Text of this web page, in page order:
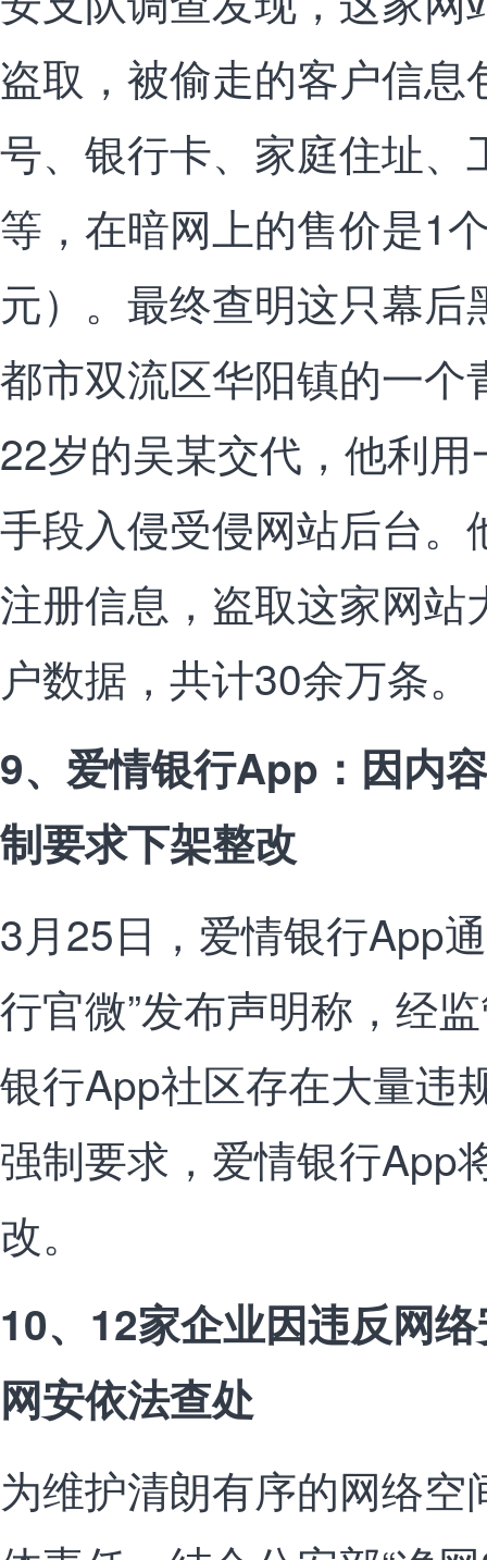
盗取，被偷走的客户信息
号、银行卡、家庭住址、
等，在暗网上的售价是1
元）。最终查明这只幕
都市双流区华阳镇的一个
22岁的吴某交代，他利
手段入侵受侵网站后台。
注册信息，盗取这家网
户数据，共计30余万条
9、爱情银行App：因内
制要求下架整改
3月25日，爱情银行App
行官微”发布声明称，经
银行App社区存在大量违
强制要求，爱情银行App
改。
10、12家企业因违反网
网安依法查处
为维护清朗有序的网络